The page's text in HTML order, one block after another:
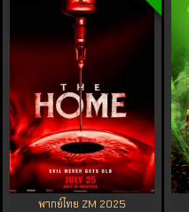
พากย์ไทย ZM 2025